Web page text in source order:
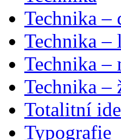
Technika –
Technika –
Technika –
Technika –
Totalitní
Typografie